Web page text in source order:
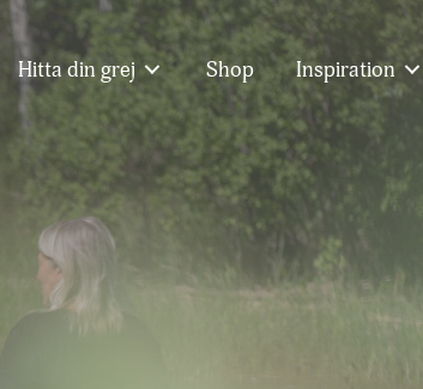
Hitta din grej Shop Inspiration